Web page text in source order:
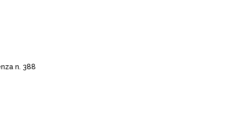
n. 388